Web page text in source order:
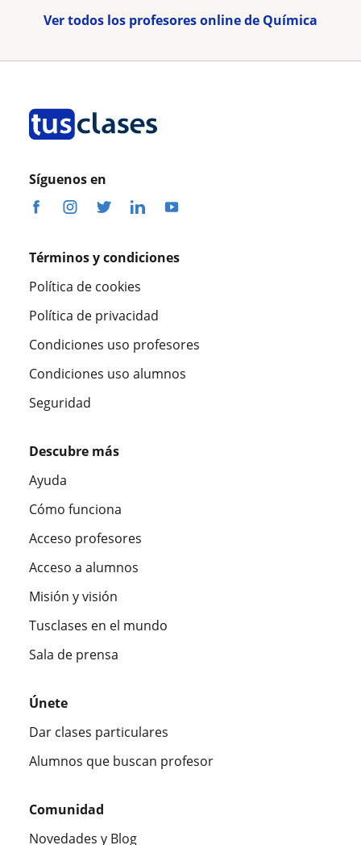
Ver todos los profesores online de Química
Síguenos en
Términos y condiciones
Política de cookies
Política de privacidad
Condiciones uso profesores
Condiciones uso alumnos
Seguridad
Descubre más
Ayuda
Cómo funciona
Acceso profesores
Acceso a alumnos
Misión y visión
Tusclases en el mundo
Sala de prensa
Únete
Dar clases particulares
Alumnos que buscan profesor
Comunidad
Novedades y Blog